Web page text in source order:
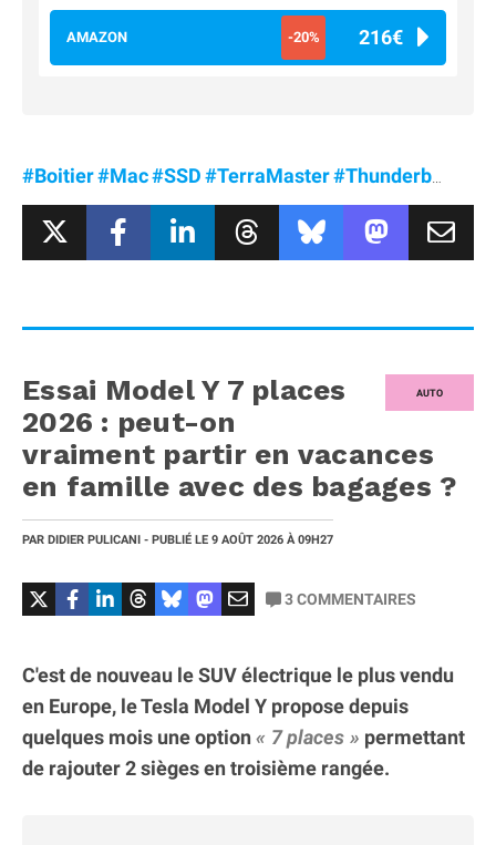
AMAZON -20% 216€
#Boitier#Mac#SSD#TerraMaster#Thunderbolt5
AUTO
Essai Model Y 7 places
2026 : peut-on
vraiment partir en vacances
en famille avec des bagages ?
PAR DIDIER PULICANI - PUBLIÉ LE 9 AOÛT 2026 À 09H27
3COMMENTAIRES
C'est de nouveau le SUV électrique le plus vendu
en Europe, le Tesla Model Y propose depuis
quelques mois une option
7 places
permettant
de rajouter 2 sièges en troisième rangée.